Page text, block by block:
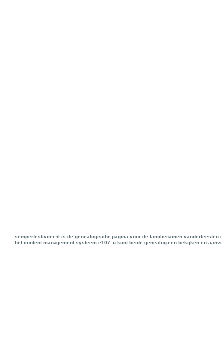
semperfestiviter.nl is de genealogische pagina voor de familienamen
het content management systeem e107. u kunt beide genealogieën bekijken en